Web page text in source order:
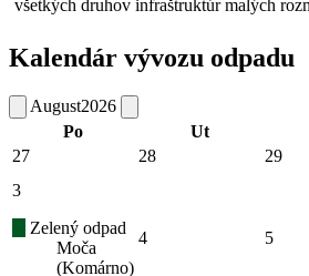
Kalendár vývozu odpadu
August2026
Po
Ut
27
28 29
3
Zelený odpad
Moča
(Komárno)
4 5